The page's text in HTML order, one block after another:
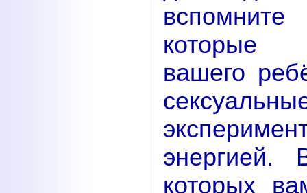
которые
вашего
которых